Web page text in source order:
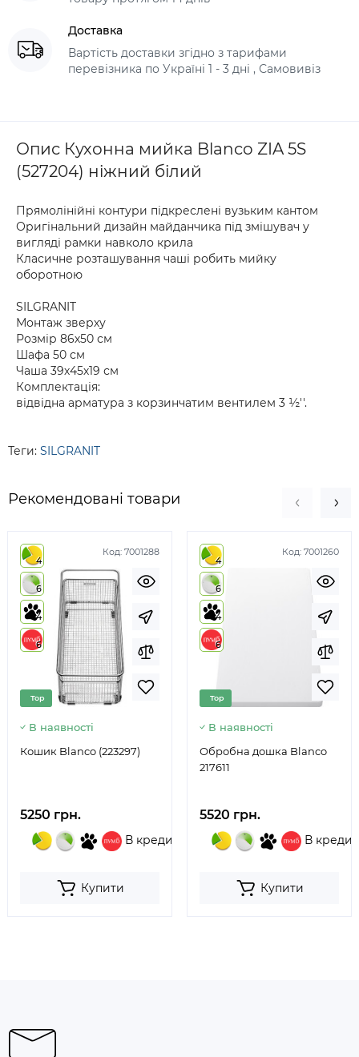
Доставка
Вартість доставки згідно з тарифами
перевізника по Україні 1 - 3 дні , Самовивіз
Опис Кухонна мийка Blanco ZIA 5S
(527204) ніжний білий
Прямолінійні контури підкреслені вузьким кантом
Оригінальний дизайн майданчика під змішувач у
вигляді рамки навколо крила
Класичне розташування чаші робить мийку
оборотною
SILGRANIT
Монтаж зверху
Розмір 86х50 см
Шафа 50 см
Чаша 39х45х19 см
Комплектація:
відвідна арматура з корзинчатим вентилем 3 ½''.
Теги: SILGRANIT
Рекомендовані товари
Код: 7001288
4
6
4
6
Top
В наявності
Кошик Blanco (223297)
5250 грн.
В кредит
Купити
Код: 7001260
4
6
4
6
Top
В наявності
Обробна дошка Blanco
217611
5520 грн.
В кредит
Купити